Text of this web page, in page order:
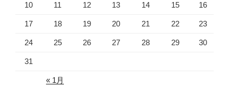
10 11 12 13 14 15 16
17 18 19 20 21 22 23
24 25 26 27 28 29 30
31
« 1月